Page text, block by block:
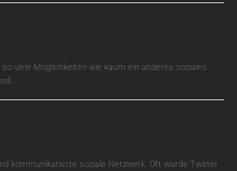
viele Möglichkeiten wie kaum ein anderes soziales
kommunikativste soziale Netzwerk. Oft wurde Twitter